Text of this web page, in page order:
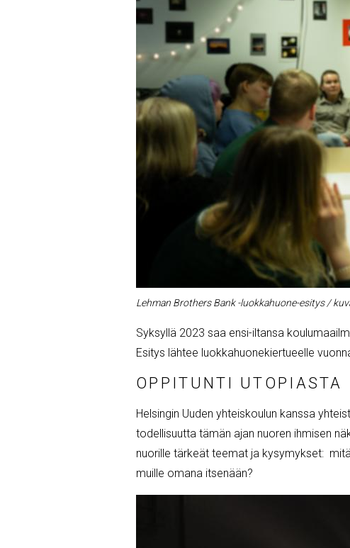
Lehman Brothers Bank -luokkahuone-esitys /
Syksyllä 2023 saa ensi-iltansa
Esitys lähtee luokkahuonekiertueelle
OPPITUNTI UTOPIASTA
Helsingin Uuden yhteiskoulun kanssa
todellisuutta tämän ajan nuoren ihmisen
nuorille tärkeät teemat ja kysymykset:
muille omana itsenään?